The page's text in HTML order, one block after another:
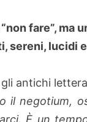
fare”, ma
sereni, lucidi
antichi
il negotium,
È un